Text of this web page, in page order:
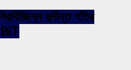
দুর্দান্ত গতির